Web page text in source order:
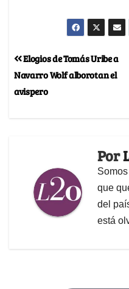
Elogios de Tomás Uribe a
Navarro Wolf alborotan el
avispero
Por
que
del
está